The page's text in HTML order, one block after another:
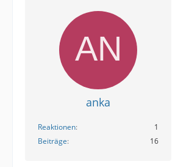
anka
Reaktionen
1
Beiträge
16